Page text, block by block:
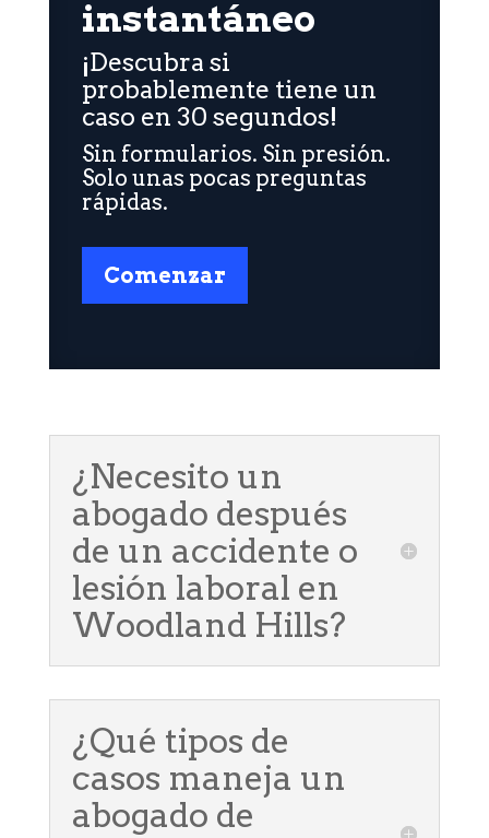
instantáneo
¡Descubra si
probablemente tiene un
caso en 30 segundos!
Sin formularios. Sin presión.
Solo unas pocas preguntas
rápidas.
Comenzar
¿Necesito un
abogado después
de un accidente o
lesión laboral en
Woodland Hills?
¿Qué tipos de
casos maneja un
abogado de